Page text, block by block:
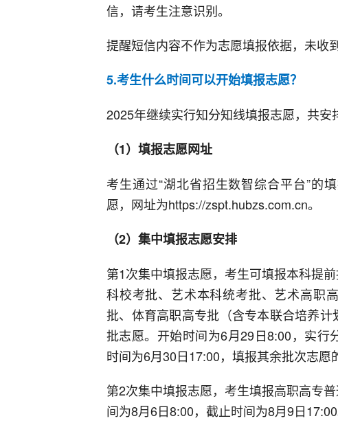
信，请考生注意识别。
提醒短信内容不作为志愿填报依据，未收
5.考生什么时间可以开始填报志愿？
2025年继续实行知分知线填报志愿，共安
（1）填报志愿网址
考生通过“湖北省招生数智综合平台”的
愿，网址为https://zspt.hubzs.com.cn。
（2）集中填报志愿安排
第1次集中填报志愿，考生可填报本科提
科校考批、艺术本科统考批、艺术高职
批、体育高职高专批（含专本联合培养
批志愿。开始时间为6月29日8:00，实
时间为6月30日17:00，填报其余批次志愿
第2次集中填报志愿，考生填报高职高专
间为8月6日8:00，截止时间为8月9日17:00